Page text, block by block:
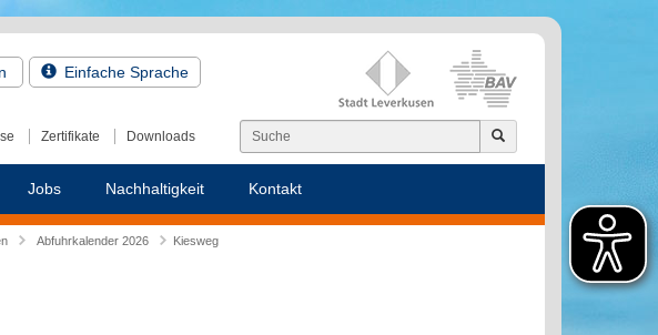
Einfache Sprache
Zertifikate Downloads
Jobs Nachhaltigkeit Kontakt
Abfuhrkalender 2026 Kiesweg